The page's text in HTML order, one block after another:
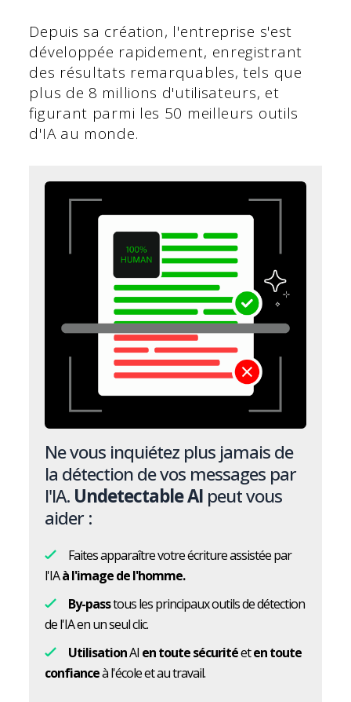
Depuis sa création, l'entreprise s'est
développée rapidement, enregistrant
des résultats remarquables, tels que
plus de 8 millions d'utilisateurs, et
figurant parmi les 50 meilleurs outils
d'IA au monde.
Ne vous inquiétez plus jamais de
la détection de vos messages par
l'IA. Undetectable AI peut vous
aider :
Faites apparaître votre écriture assistée par
l'IAà l'image de l'homme.
By-passtous les principaux outils de détection
de l'IA en un seul clic.
UtilisationAI en toute sécuritéeten toute
confianceà l'école et au travail.